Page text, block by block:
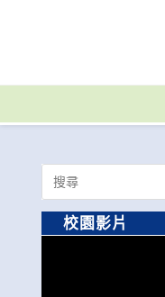
內
Search
for:
校園影片